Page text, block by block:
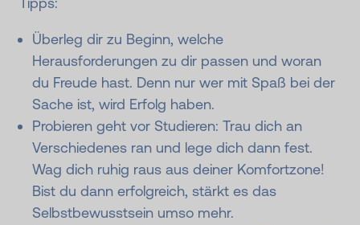
Überleg dir zu Beginn, welche
Herausforderungen zu dir passen und woran
du Freude hast. Denn nur wer mit Spaß bei der
Sache ist, wird Erfolg haben.
Probieren geht vor Studieren: Trau dich an
Verschiedenes ran und lege dich dann fest.
Wag dich ruhig raus aus deiner Komfortzone!
Bist du dann erfolgreich, stärkt es das
Selbstbewusstsein umso mehr.